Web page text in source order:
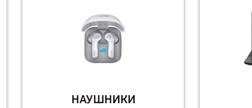
НАУШНИКИ